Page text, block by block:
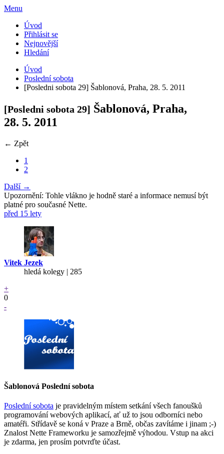
Menu
Úvod
Přihlásit se
Nejnovější
Hledání
Úvod
Poslední sobota
[Posledni sobota 29] Šablonová, Praha, 28. 5. 2011
[Posledni sobota 29] Šablonová, Praha,
28. 5. 2011
← Zpět
1
2
Další →
Upozornění: Tohle vlákno je hodně staré a informace nemusí být
platné pro současné Nette.
před 15 lety
Vitek Jezek
hledá kolegy | 285
+
0
-
Šablonová Poslední sobota
Poslední sobota je pravidelným místem setkání všech fanoušků
programování webových aplikací, ať už to jsou odborníci nebo
amatéři. Střídavě se koná v Praze a Brně, občas zavítáme i jinam ;-)
Znalost Nette Frameworku je samozřejmě výhodou. Vstup na akci
je zdarma, jen prosím potvrďte účast.